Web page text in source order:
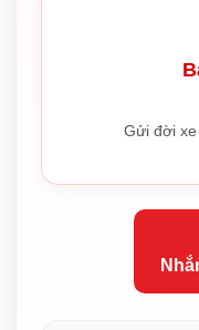
Gửi đời